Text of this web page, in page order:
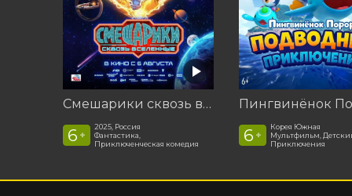
Смешарики сквозь вселенные
6 +
2025, Россия
Фантастика,
Приключенческая комедия
6 +
Корея Южная
Мультфильм,
Приключения